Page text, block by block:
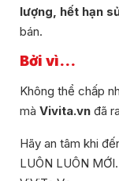
lượng, hết hạn
bán.
Bởi vì...
Không thể chấp
mà Vivita.vn đã
Hãy an tâm khi
LUÔN LUÔN